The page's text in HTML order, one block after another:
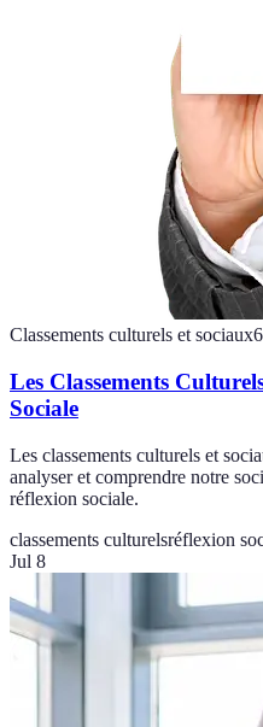
Classements culturels et sociaux6
Les Classements
Sociale
Les classements culturels et
analyser et comprendre notre
réflexion sociale.
classements culturelsréflexion
Jul 8